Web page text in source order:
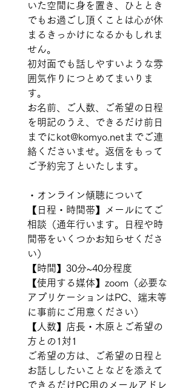
いた空間に身を置き、ひととき
でもお過ごし頂くことは心が休
まるきっかけになるかもしれま
せん。
初対面でも話しやすいような雰
囲気作りにつとめてまいりま
す。
お名前、ご人数、ご希望の日程
を明記のうえ、できるだけ前日
までにkot@komyo.netまでご連
絡くださいませ。返信をもって
ご予約完了といたします。
・オンライン傾聴について
【日程・時間帯】メールにてご
相談（通年行います。日程や時
間帯をいくつかお知らせくださ
い）
【時間】30分~40分程度
【使用する媒体】zoom（必要な
アプリケーションはPC、端末等
に事前にご用意ください）
【人数】店長・木原とご希望の
方との1対1
ご希望の方は、ご希望の日程と
お話ししたいことなどを添えて
できるだけPC用のメールアドレ